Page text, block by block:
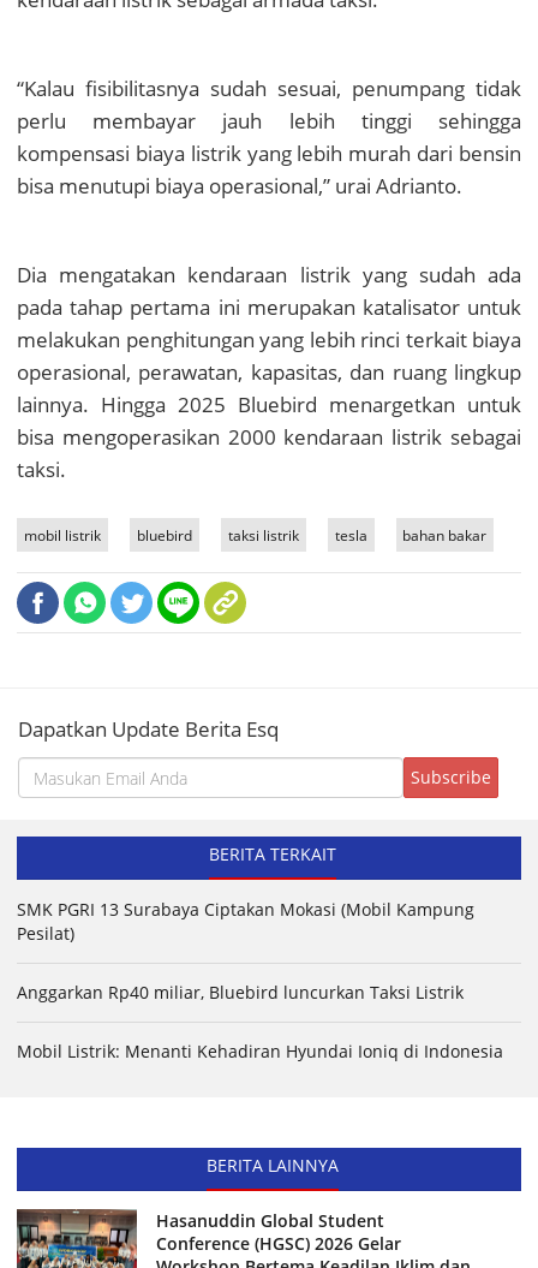
“Kalau fisibilitasnya sudah sesuai, penumpang tidak
perlu membayar jauh lebih tinggi sehingga
kompensasi biaya listrik yang lebih murah dari bensin
bisa menutupi biaya operasional,” urai Adrianto.
Dia mengatakan kendaraan listrik yang sudah ada
pada tahap pertama ini merupakan katalisator untuk
melakukan penghitungan yang lebih rinci terkait biaya
operasional, perawatan, kapasitas, dan ruang lingkup
lainnya. Hingga 2025 Bluebird menargetkan untuk
bisa mengoperasikan 2000 kendaraan listrik sebagai
taksi.
mobil listrik bluebird taksi listrik tesla bahan bakar
Dapatkan Update Berita Esq
BERITA TERKAIT
SMK PGRI 13 Surabaya Ciptakan Mokasi (Mobil Kampung
Pesilat)
Anggarkan Rp40 miliar, Bluebird luncurkan Taksi Listrik
Mobil Listrik: Menanti Kehadiran Hyundai Ioniq di Indonesia
BERITA LAINNYA
Hasanuddin Global Student
Conference (HGSC) 2026 Gelar